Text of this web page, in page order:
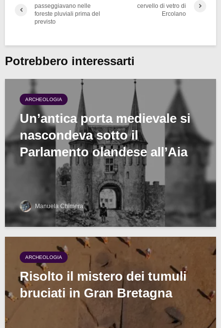
passeggiavano nelle
foreste pluviali prima del
previsto
cervello di vetro di
Ercolano
Potrebbero interessarti
ARCHEOLOGIA
Un’antica porta medievale si
nascondeva sotto il
Parlamento olandese all’Aia
Manuela Chimera
ARCHEOLOGIA
Risolto il mistero dei tumuli
bruciati in Gran Bretagna